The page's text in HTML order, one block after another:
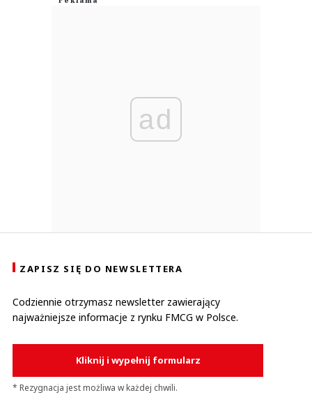
ad
ZAPISZ SIĘ DO NEWSLETTERA
Codziennie otrzymasz newsletter zawierający
najważniejsze informacje z rynku FMCG w Polsce.
Kliknij i wypełnij formularz
* Rezygnacja jest możliwa w każdej chwili.